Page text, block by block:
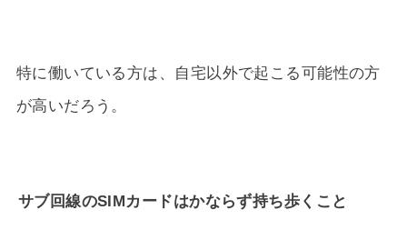
特に働いている方は、自宅以外で起こる可能性の方
が高いだろう。
サブ回線のSIMカードはかならず持ち歩くこと